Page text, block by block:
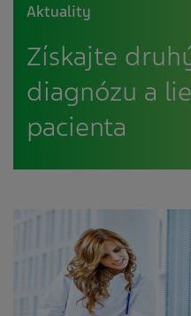
Aktuality
Získajte
diagnózu a
pacienta